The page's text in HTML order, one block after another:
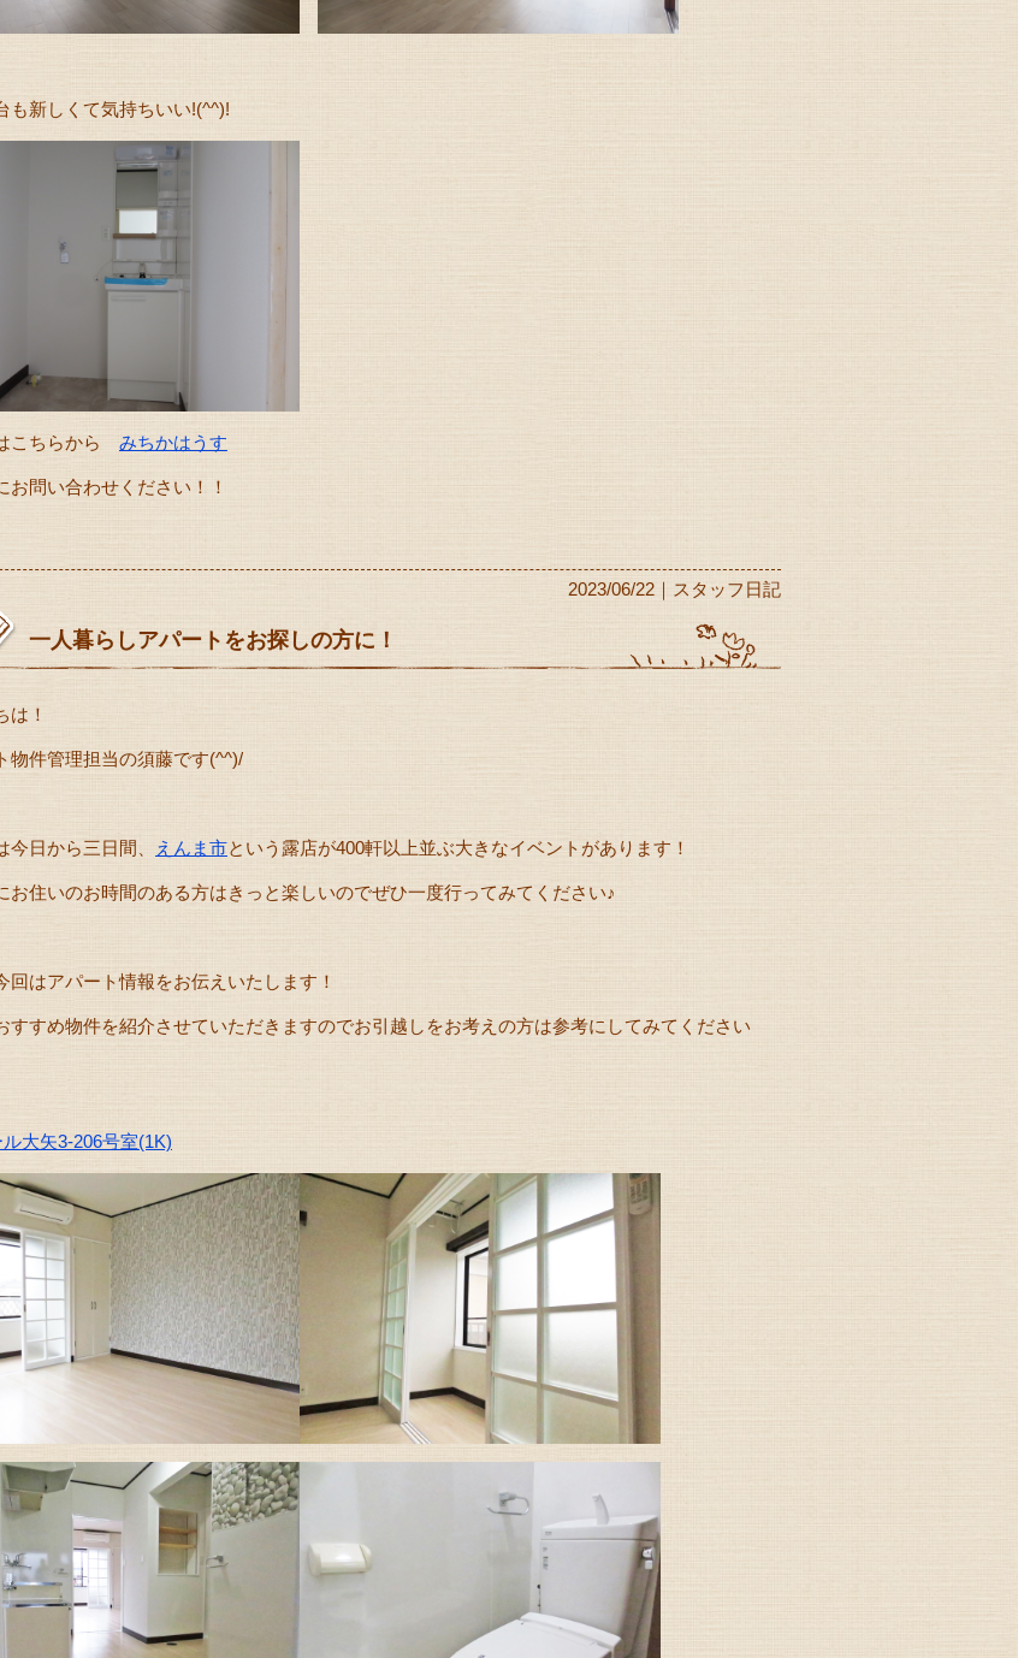
も新しくて気持ちいい!(^^)!
こちらから みちかはうす
お問い合わせください！！
2023/06/22｜スタッフ日記
一人暮らしアパートをお探しの方に！
は！
物件管理担当の須藤です(^^)/
今日から三日間、 えんま市という露店が400軒以上並ぶ大きなイベントがあります！
お住いのお時間のある方はきっと楽しいのでぜひ一度行ってみてください♪
回はアパート情報をお伝えいたします！
すすめ物件を紹介させていただきますのでお引越しをお考えの方は参考にしてみてください
ル大矢3-206号室(1K)